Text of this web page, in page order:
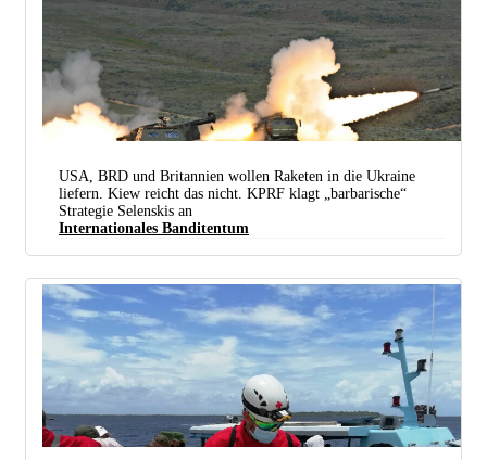
die Ukraine geliefert werden – der Krieg soll so schnell nicht vorbei sein. (Foto: PUBLIC
DOMAIN)
USA, BRD und Britannien wollen Raketen in die Ukraine
liefern. Kiew reicht das nicht. KPRF klagt „barbarische“
Strategie Selenskis an
Internationales Banditentum